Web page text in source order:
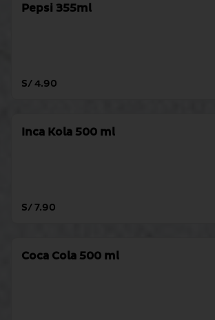
Pepsi 355ml
S/ 4.90
Inca Kola 500 ml
S/ 7.90
Coca Cola 500 ml